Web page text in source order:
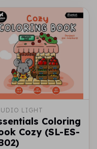
LIGHT
Coloring
Cozy (SL-ES-